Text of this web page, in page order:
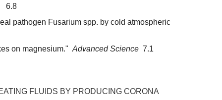
6.8
pathogen Fusarium spp. by cold atmospheric
on magnesium." Advanced Science 7.1
FLUIDS BY PRODUCING CORONA